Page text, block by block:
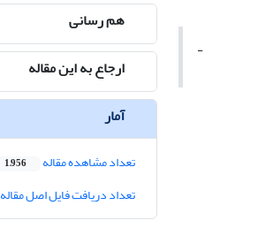
-
هم رسانی
ارجاع به این مقاله
آمار
تعداد مشاهده مقاله 1,956
تعداد دریافت فایل اصل مقاله